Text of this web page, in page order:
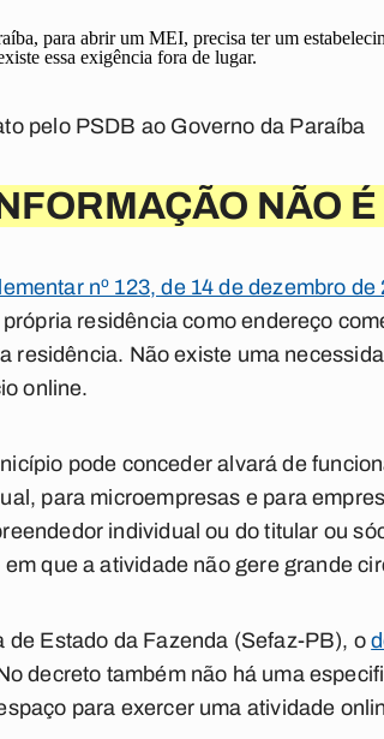
para abrir um MEI, precisa ter um
essa exigência fora de lugar.
pelo PSDB ao Governo da Paraíba
NÃO
nº 123, de 14 de dezembro de
residência como endereço
residência. Não existe uma
online.
pode conceder alvará de
para microempresas e para
individual ou do titular ou
que a atividade não gere grande
de Estado da Fazenda (Sefaz-PB), o
decreto também não há uma
para exercer uma atividade